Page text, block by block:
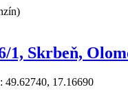
1, Skrbeň,
49.62740, 17.16690